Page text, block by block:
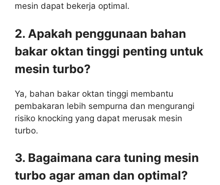
mesin dapat bekerja optimal.
2. Apakah penggunaan bahan
bakar oktan tinggi penting untuk
mesin turbo?
Ya, bahan bakar oktan tinggi membantu
pembakaran lebih sempurna dan mengurangi
risiko knocking yang dapat merusak mesin
turbo.
3. Bagaimana cara tuning mesin
turbo agar aman dan optimal?